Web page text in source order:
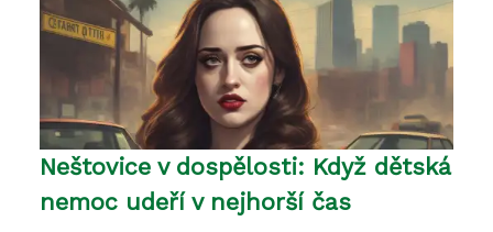
Neštovice v dospělosti: Když dětská
nemoc udeří v nejhorší čas